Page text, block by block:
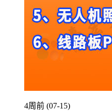
4周前 (07-15)